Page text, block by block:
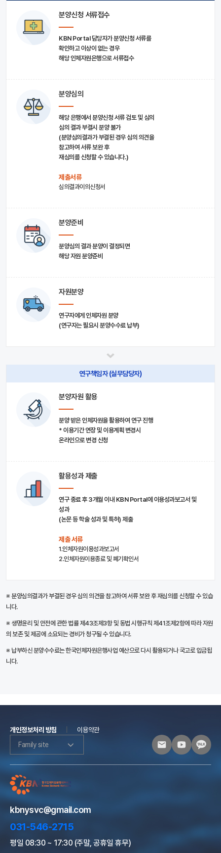
분양신청 서류접수
KBN Portal 담당자가 분양신청 서류를
확인하고 이상이 없는 경우
해당 인체자원은행으로 서류접수
분양심의
해당 은행에서 분양신청 서류 검토 및 심의
심의 결과 부결시 분양 불가
(분양심의결과가 부결된 경우 심의 의견을
참고하여 서류 보완 후
재심의를 신청할 수 있습니다.)
제출서류
심의결과이의신청서
분양준비
분양심의 결과 분양이 결정되면
해당 자원 분양준비
자원분양
연구자에게 인체자원 분양
(연구자는 필요시 분양수수료 납부)
연구책임자 (실무담당자)
분양자원 활용
분양 받은 인체자원을 활용하여 연구 진행
* 이용기간 연장 및 이용계획 변경시
온라인으로 변경 신청
활용성과 제출
연구 종료 후 3개월 이내 KBN Portal에 이용성과보고서 및
성과
(논문 등 학술 성과 및 특허) 제출
제출 서류
1.인체자원이용성과보고서
2.인체자원이용종료 및 폐기확인서
※ 분양심의결과가 부결된 경우 심의 의견을 참고하여 서류 보완 후 재심의를 신청할 수 있습
니다.
※ 생명윤리 및 안전에 관한 법률 제43조제3항 및 동법 시행규칙 제41조제2항에 따라 자원
의 보존 및 제공에 소요되는 경비가 청구될 수 있습니다.
※ 납부하신 분양수수료는 한국인체자원은행사업 예산으로 다시 활용되거나 국고로 입금됩
니다.
개인정보처리 방침
이용약관
Family site
kbnysvc@gmail.com
031-546-2715
평일 08:30 ~ 17:30 (주말, 공휴일 휴무)